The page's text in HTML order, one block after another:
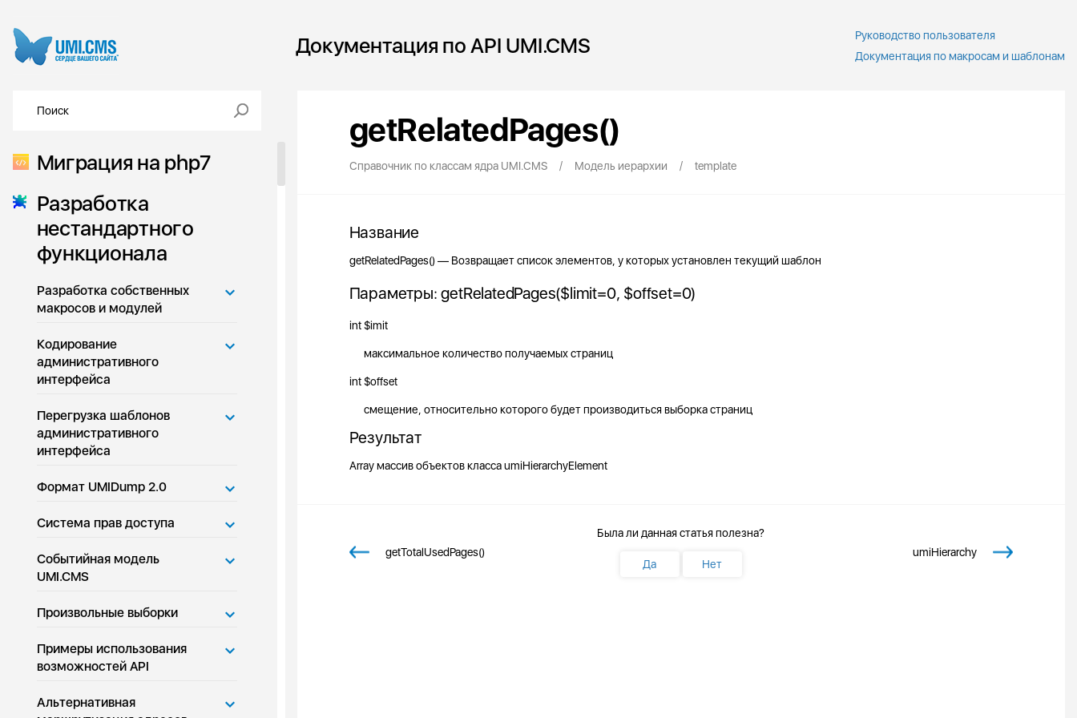
Документация по API UMI.CMS
Руководство пользователя
Документация по макросам и шаблонам
Миграция на php7
Разработка
нестандартного
функционала
Разработка собственных
макросов и модулей
Кодирование
административного
интерфейса
Перегрузка шаблонов
административного
интерфейса
Формат UMIDump 2.0
Система прав доступа
Событийная модель
UMI.CMS
Произвольные выборки
Примеры использования
возможностей API
Альтернативная
getRelatedPages()
Справочник по классам ядра UMI.CMS / Модель иерархии / template
Название
getRelatedPages() — Возвращает список элементов, у которых установлен текущий шаблон
Параметры:getRelatedPages($limit=0, $offset=0)
int $imit
максимальное количество получаемых страниц
int $offset
смещение, относительно которого будет производиться выборка страниц
Результат
Array массивобъектов класса umiHierarchyElement
umiHierarchy
Была ли данная статья полезна?
getTotalUsedPages()